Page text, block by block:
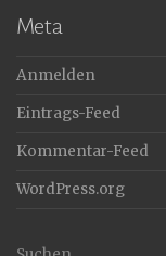
Meta
Anmelden
Eintrags-Feed
Kommentar-Feed
WordPress.org